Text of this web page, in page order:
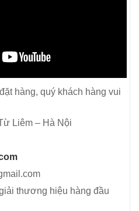
hàng, quý khách hàng vui
Liêm – Hà Nội
thương hiệu hàng đầu